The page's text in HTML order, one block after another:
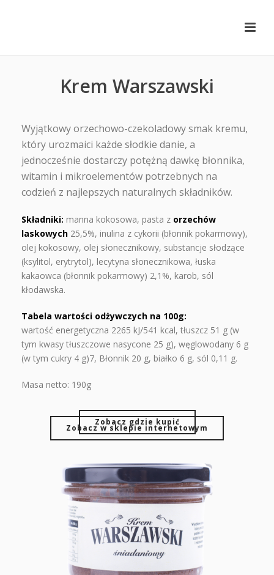
Krem Warszawski
Wyjątkowy orzechowo-czekoladowy smak kremu,
który urozmaici każde słodkie danie, a
jednocześnie dostarczy potężną dawkę błonnika,
witamin i mikroelementów potrzebnych na
codzień z najlepszych naturalnych składników.
Składniki: manna kokosowa, pasta z orzechów
laskowych 25,5%, inulina z cykorii (błonnik pokarmowy),
olej kokosowy, olej słonecznikowy, substancje słodzące
(ksylitol, erytrytol), lecytyna słonecznikowa, łuska
kakaowca (błonnik pokarmowy) 2,1%, karob, sól
kłodawska.
Tabela wartości odżywczych na 100g:
wartość energetyczna 2265 kJ/541 kcal, tłuszcz 51 g (w
tym kwasy tłuszczowe nasycone 25 g), węglowodany 6 g
(w tym cukry 4 g)7, Błonnik 20 g, białko 6 g, sól 0,11 g.
Masa netto: 190g
Zobacz gdzie kupić
Zobacz w sklepie internetowym